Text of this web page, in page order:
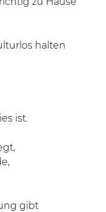
halten
ist.
gibt